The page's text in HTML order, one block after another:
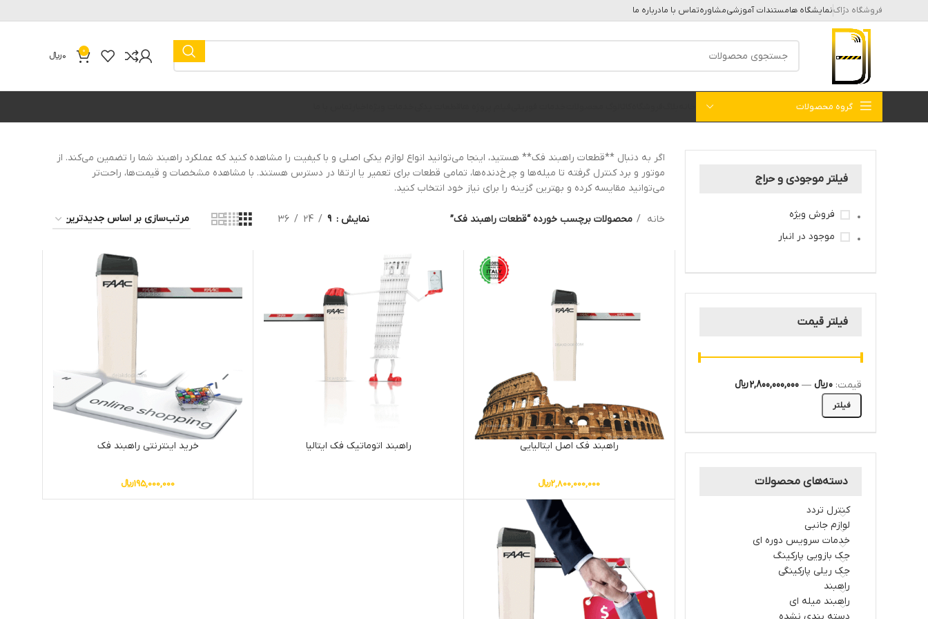
فروشگاه دژاکنمایشگاه هامستندات آموزشیمشاورهتماس با مادرباره ما
0
0﷼
گروه محصولات
فیلتر موجودی و حراج
فروش ویژه
موجود در انبار
فیلتر قیمت
فیلتر
قیمت: 0 ﷼ — 2,800,000,000 ﷼
دسته‌های محصولات
کنترل تردد
لوازم جانبی
خدمات سرویس دوره ای
جک بازویی پارکینگ
جک ریلی پارکینگی
راهبند
راهبند میله ای
اگر به دنبال **قطعات راهبند فک** هستید، اینجا می‌توانید انواع لوازم یدکی اصلی و با کیفیت را مشاهده کنید که عملکرد راهبند شما را تضمین می‌کند. از
موتور و برد کنترل گرفته تا میله‌ها و چرخ‌دنده‌ها، تمامی قطعات برای تعمیر یا ارتقا در دسترس هستند. با مشاهده مشخصات و قیمت‌ها، راحت‌تر
می‌توانید مقایسه کرده و بهترین گزینه را برای نیاز خود انتخاب کنید.
خانه محصولات برچسب خورده “قطعات راهبند فک” نمایش 9
24
36
راهبند فک اصل ایتالیایی
2,800,000,000﷼
راهبند اتوماتیک فک ایتالیا خرید اینترنتی راهبند فک
195,000,000﷼